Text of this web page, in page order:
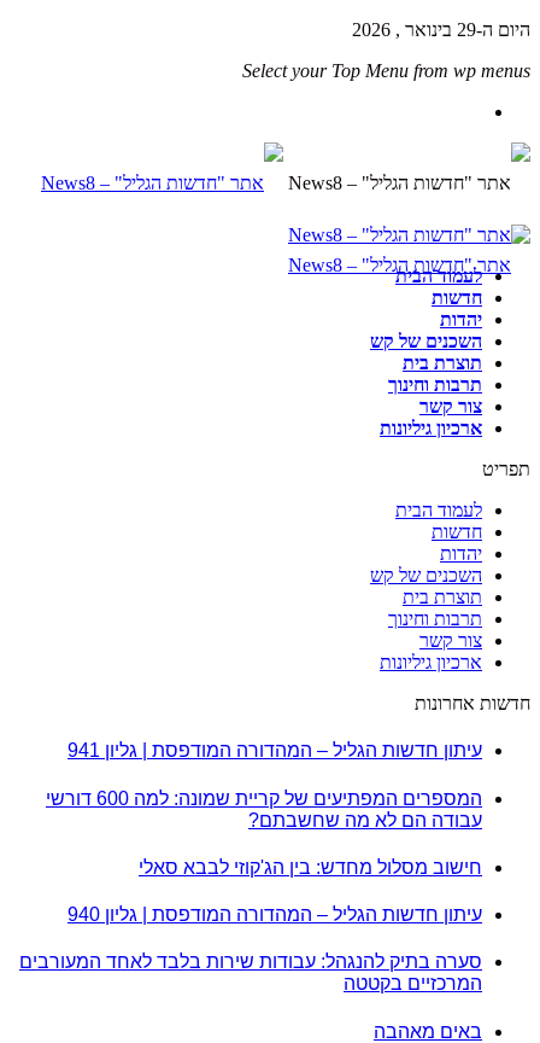
היום ה-29 בינואר , 2026
Select your Top Menu from wp menus
לעמוד הבית
חדשות
יהדות
השכנים של קש
תוצרת בית
תרבות וחינוך
צור קשר
ארכיון גיליונות
תפריט
לעמוד הבית
חדשות
יהדות
השכנים של קש
תוצרת בית
תרבות וחינוך
צור קשר
ארכיון גיליונות
חדשות אחרונות
עיתון חדשות הגליל – המהדורה המודפסת | גליון 941
המספרים המפתיעים של קריית שמונה: למה 600 דורשי
עבודה הם לא מה שחשבתם?
חישוב מסלול מחדש: בין הג'קוזי לבבא סאלי
עיתון חדשות הגליל – המהדורה המודפסת | גליון 940
סערה בתיק להנגהל: עבודות שירות בלבד לאחד המעורבים
המרכזיים בקטטה
באים מאהבה